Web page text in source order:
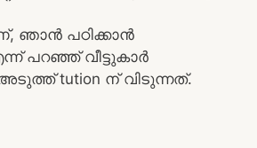
പഠിക്കാൻ
പറഞ്ഞ് വീട്ടുകാർ
അടുത്ത് tution ന് വിടുന്നത്.